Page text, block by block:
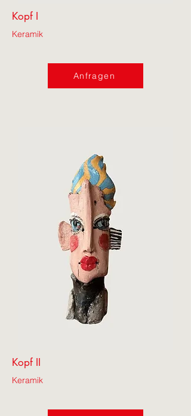
Kopf I
Keramik
Anfragen
Kopf II
Keramik